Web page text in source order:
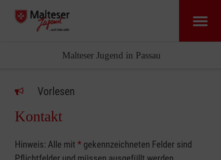
Malteser Jugend in Passau
Vorlesen
Kontakt
Hinweis: Alle mit * gekennzeichneten Felder sind